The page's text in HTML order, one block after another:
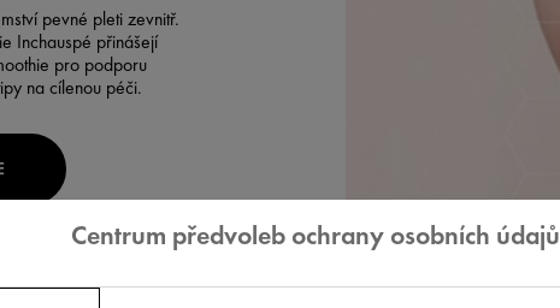
pevné pleti zevnitř.
Inchauspé přinášejí
pro podporu
na cílenou péči.
Centrum předvoleb ochrany osobních údajů